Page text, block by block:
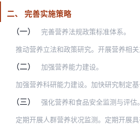
二、 完善实施策略
（一）
完善营养法规政策标准体系。
（二）
加强营养能力建设。
（三）
强化营养和食品安全监测与评估。